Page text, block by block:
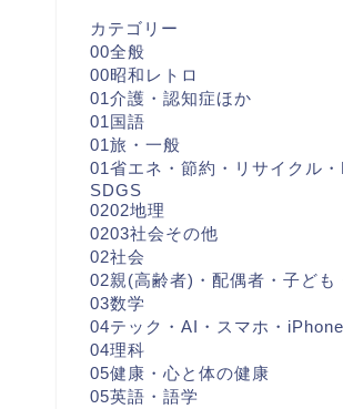
カテゴリー
00全般
00昭和レトロ
01介護・認知症ほか
01国語
01旅・一般
01省エネ・節約・リサイクル・
SDGS
0202地理
0203社会その他
02社会
02親(高齢者)・配偶者・子ども
03数学
04テック・AI・スマホ・
04理科
05健康・心と体の健康
05英語・語学